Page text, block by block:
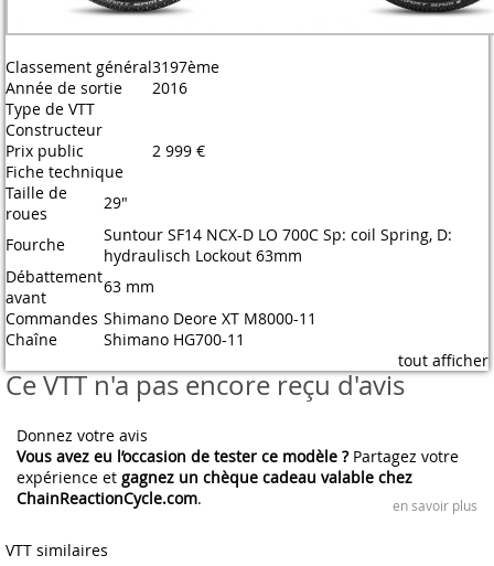
Classement général3197ème
Année de sortie
2016
Type de VTT
Constructeur
Prix public
2 999 €
Fiche technique
Taille de
roues
29"
Fourche
Suntour SF14 NCX-D LO 700C Sp: coil Spring, D:
hydraulisch Lockout 63mm
Débattement
avant
63 mm
Commandes Shimano Deore XT M8000-11
Chaîne
Shimano HG700-11
tout afficher
Ce VTT n'a pas encore reçu d'avis
Donnez votre avis
Vous avez eu l’occasion de tester ce modèle ?Partagez votre
expérience et gagnez un chèque cadeau valable chez
ChainReactionCycle.com. en savoir plus
VTT similaires